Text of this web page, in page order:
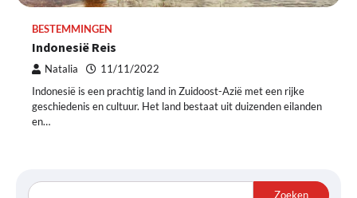
BESTEMMINGEN
Indonesië Reis
Natalia 11/11/2022
Indonesië is een prachtig land in Zuidoost-Azië met een rijke
geschiedenis en cultuur. Het land bestaat uit duizenden eilanden
en…
Zoeken